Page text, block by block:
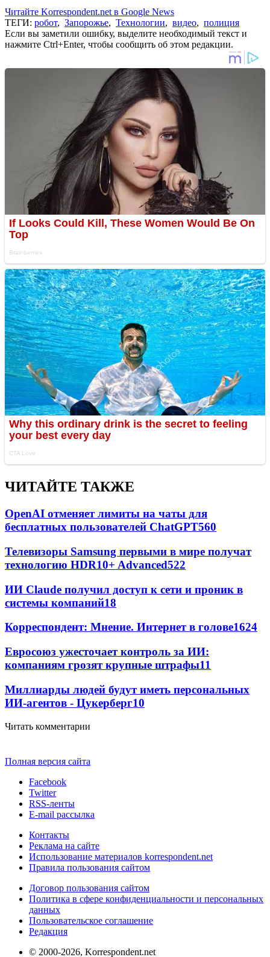
Читайте Korrespondent.net в Google News
ТЕГИ: робот, Запорожье, Технологии, видео, полиция
Если вы заметили ошибку, выделите необходимый текст и
нажмите Ctrl+Enter, чтобы сообщить об этом редакции.
ЧИТАЙТЕ ТАКЖЕ
OpenAI отменяет лимиты на чаты для
бесплатных пользователей ChatGPT560
Телевизоры Samsung первыми в мире получат
технологию HDR10+ Advanced522
ИИ Claude получил доступ к сети и проник в
системы компаний18
Корреспондент: Мнение. Интернет в голове1624
Евросоюз ужесточает контроль за ИИ:
компаниям грозят крупные штрафы11
Миллиарды людей будут иметь персональных
ИИ-агентов - Цукерберг10
Читать комментарии
Полная версия сайта
Facebook
Twitter
RSS-ленты
E-mail рассылка
Контакты
Реклама на сайте
Использование материалов korrespondent.net
Правила пользования сайтом
Договор пользования сайтом
Политика в сфере конфиденциальности и персональных
данных
Пользовательское соглашение
Редакция
© 2000-2026, Korrespondent.net